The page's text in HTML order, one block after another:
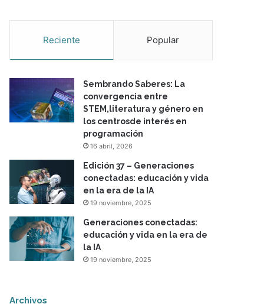
Reciente Popular
Sembrando Saberes: La
convergencia entre
STEM,literatura y género en
los centrosde interés en
programación
16 abril, 2026
Edición 37 – Generaciones
conectadas: educación y vida
en la era de la IA
19 noviembre, 2025
Generaciones conectadas:
educación y vida en la era de
la IA
19 noviembre, 2025
Archivos